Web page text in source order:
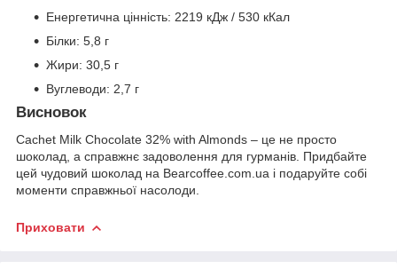
Енергетична цінність: 2219 кДж / 530 кКал
Білки: 5,8 г
Жири: 30,5 г
Вуглеводи: 2,7 г
Висновок
Cachet Milk Chocolate 32% with Almonds – це не просто
шоколад, а справжнє задоволення для гурманів. Придбайте
цей чудовий шоколад на Bearcoffee.com.ua і подаруйте собі
моменти справжньої насолоди.
Приховати